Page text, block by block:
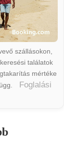
szállásokon,
találatok
mértéke
Foglalási